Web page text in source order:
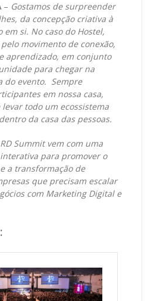
– Gostamos de surpreender
da concepção criativa à
em si. No caso do Hostel,
movimento de conexão,
aprendizado, em conjunto
para chegar na
do evento. Sempre
em nossa casa,
todo um ecossistema
da casa das pessoas.
Summit vem com uma
para promover o
a transformação de
que precisam escalar
com Marketing Digital e